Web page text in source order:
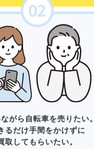
がら自転車を売りたい。
るだけ手間をかけずに
取してもらいたい。